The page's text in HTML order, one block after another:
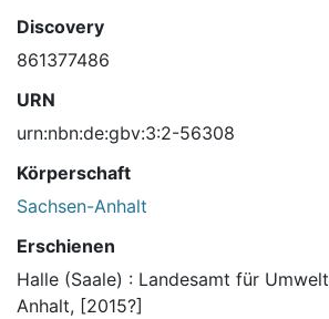
Discovery
861377486
URN
urn:nbn:de:gbv:3:2-56308
Körperschaft
Sachsen-Anhalt
Erschienen
Halle (Saale) : Landesamt für
Anhalt, [2015?]